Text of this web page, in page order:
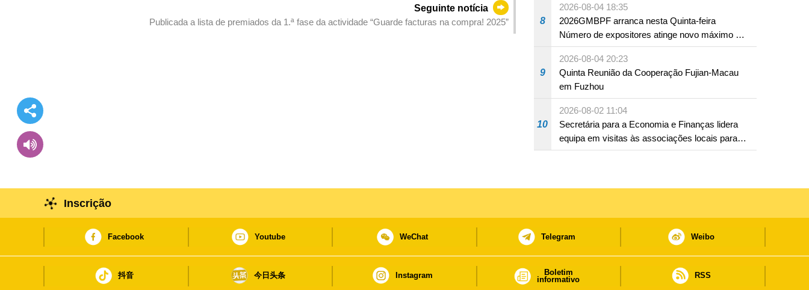
Seguinte notícia
Publicada a lista de premiados da 1.ª fase da actividade “Guarde facturas na compra! 2025”
8
2026-08-04 18:35
2026GMBPF arranca nesta Quinta-feira
Número de expositores atinge novo máximo em
18 anos
9
2026-08-04 20:23
Quinta Reunião da Cooperação Fujian-Macau
em Fuzhou
10
2026-08-02 11:04
Secretária para a Economia e Finanças lidera
equipa em visitas às associações locais para
consolidar consensos e promover os trabalhos
Inscrição
Facebook Youtube WeChat Telegram Weibo
抖音 今日头条 Instagram
Boletim
informativo
RSS